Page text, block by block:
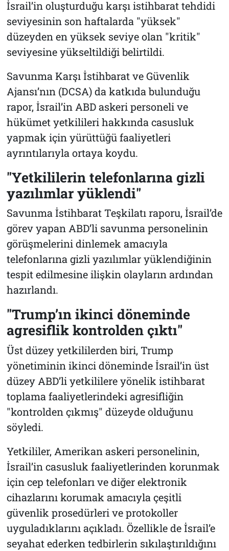
İsrail’in oluşturduğu karşı istihbarat tehdidi
seviyesinin son haftalarda "yüksek"
düzeyden en yüksek seviye olan "kritik"
seviyesine yükseltildiği belirtildi.
Savunma Karşı İstihbarat ve Güvenlik
Ajansı’nın (DCSA) da katkıda bulunduğu
rapor, İsrail’in ABD askeri personeli ve
hükümet yetkilileri hakkında casusluk
yapmak için yürüttüğü faaliyetleri
ayrıntılarıyla ortaya koydu.
"Yetkililerin telefonlarına gizli
yazılımlar yüklendi"
Savunma İstihbarat Teşkilatı raporu, İsrail’de
görev yapan ABD’li savunma personelinin
görüşmelerini dinlemek amacıyla
telefonlarına gizli yazılımlar yüklendiğinin
tespit edilmesine ilişkin olayların ardından
hazırlandı.
"Trump’ın ikinci döneminde
agresiflik kontrolden çıktı"
Üst düzey yetkililerden biri, Trump
yönetiminin ikinci döneminde İsrail’in üst
düzey ABD’li yetkililere yönelik istihbarat
toplama faaliyetlerindeki agresifliğin
"kontrolden çıkmış" düzeyde olduğunu
söyledi.
Yetkililer, Amerikan askeri personelinin,
İsrail’in casusluk faaliyetlerinden korunmak
için cep telefonları ve diğer elektronik
cihazlarını korumak amacıyla çeşitli
güvenlik prosedürleri ve protokoller
uyguladıklarını açıkladı. Özellikle de İsrail’e
seyahat ederken tedbirlerin sıkılaştırıldığını